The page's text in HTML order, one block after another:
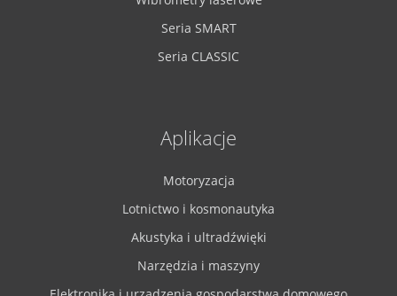
Seria SMART
Seria CLASSIC
Aplikacje
Motoryzacja
Lotnictwo i kosmonautyka
Akustyka i ultradźwięki
Narzędzia i maszyny